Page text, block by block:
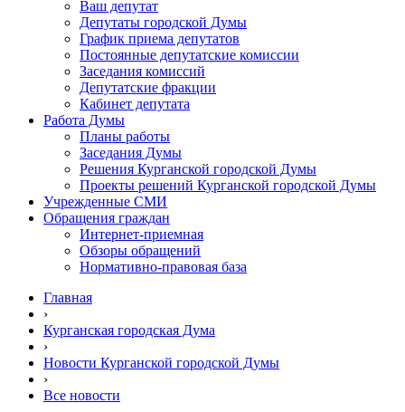
Ваш депутат
Депутаты городской Думы
График приема депутатов
Постоянные депутатские комиссии
Заседания комиссий
Депутатские фракции
Кабинет депутата
Работа Думы
Планы работы
Заседания Думы
Решения Курганской городской Думы
Проекты решений Курганской городской Думы
Учрежденные СМИ
Обращения граждан
Интернет-приемная
Обзоры обращений
Нормативно-правовая база
Главная
›
Курганская городская Дума
›
Новости Курганской городской Думы
›
Все новости